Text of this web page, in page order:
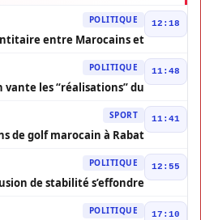
12:18
POLITIQUE
entre Marocains et
11:48
POLITIQUE
vante les “réalisations” du
11:41
SPORT
de golf marocain à Rabat
12:55
POLITIQUE
de stabilité s’effondre
17:10
POLITIQUE